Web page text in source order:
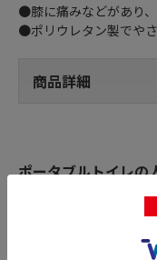
●膝に痛みなどがあり
●ポリウレタン製でや
商品詳細
ポータブルトイレの